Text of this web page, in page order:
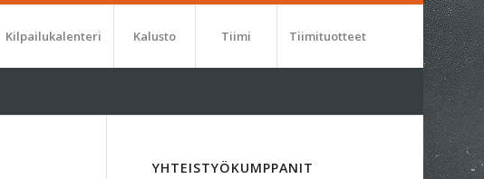
Kilpailukalenteri Kalusto Tiimi Tiimituotteet
YHTEISTYÖKUMPPANIT